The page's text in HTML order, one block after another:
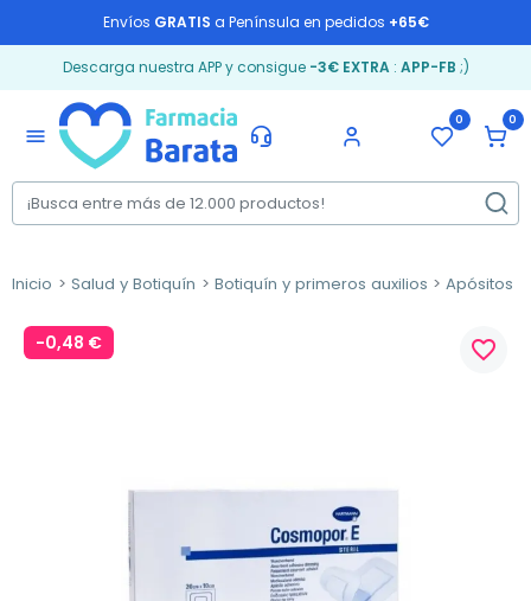
Envíos GRATIS a Península en pedidos +65€
Descarga nuestra APP y consigue -3€ EXTRA: APP-FB ;)
menu
0 0
Inicio Salud y Botiquín Botiquín y primeros auxilios Apósitos
-0,48 € favorite_border